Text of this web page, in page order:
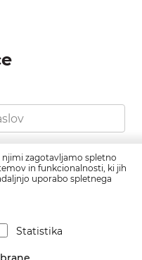
ki ga najdete
njimi zagotavljamo spletno
in funkcionalnosti, ki jih
uporabo spletnega
Statistika